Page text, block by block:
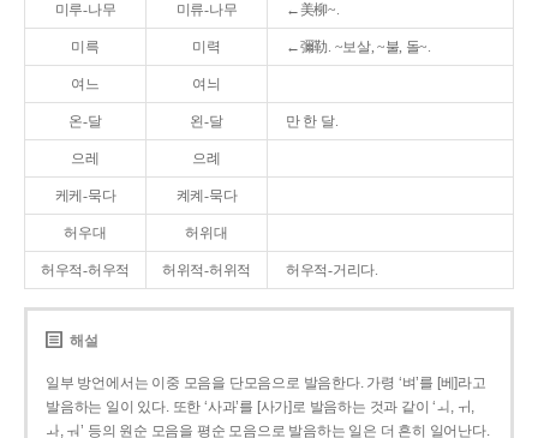
미루-나무 미류-나무 ←美柳~.
미륵 미력 ←彌勒. ~보살, ~불, 돌~.
여느 여늬
온-달 왼-달 만 한 달.
으레 으례
케케-묵다 켸켸-묵다
허우대 허위대
허우적-허우적 허위적-허위적 허우적-거리다.
해설
일부 방언에서는 이중 모음을 단모음으로 발음한다. 가령 ‘벼’를 [베]라고
발음하는 일이 있다. 또한 ‘사과’를 [사가]로 발음하는 것과 같이 ‘ㅚ, ㅟ,
ㅘ, ㅝ’ 등의 원순 모음을 평순 모음으로 발음하는 일은 더 흔히 일어난다.